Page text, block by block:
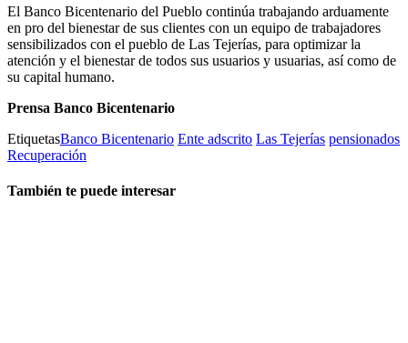
El Banco Bicentenario del Pueblo continúa trabajando arduamente
en pro del bienestar de sus clientes con un equipo de trabajadores
sensibilizados con el pueblo de Las Tejerías, para optimizar la
atención y el bienestar de todos sus usuarios y usuarias, así como de
su capital humano.
Prensa Banco Bicentenario
EtiquetasBanco Bicentenario Ente adscrito Las Tejerías pensionados
Recuperación
También te puede interesar